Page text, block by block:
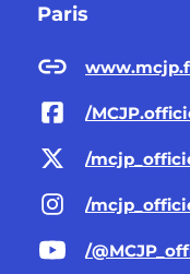
Paris
/
/
/
/@MCJP